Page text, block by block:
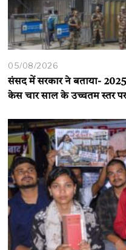
05/08/2026
संसद में सरकार ने बताया- 2025-
केस चार साल के उच्चतम स्तर